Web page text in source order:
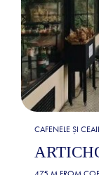
CAFENELE ȘI